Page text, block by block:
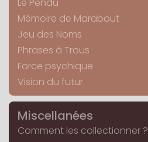
Le Pendu
Mémoire de Marabout
Jeu des Noms
Phrases à Trous
Force psychique
Vision du futur
Miscellanées
Comment les collectionner ?